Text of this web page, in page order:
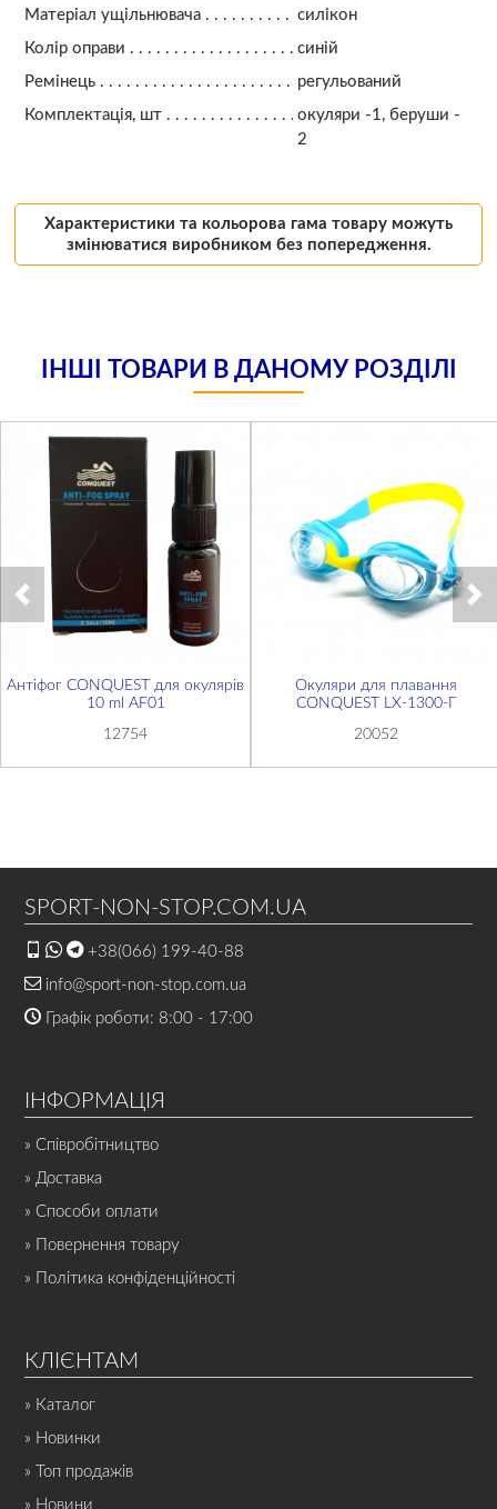
Матеріал ущільнювача
силікон
Колір оправи
синій
Ремінець
регульований
Комплектація, шт
окуляри -1, беруши -
2
Характеристики та кольорова гама товару можуть
змінюватися виробником без попередження.
ІНШІ ТОВАРИ В ДАНОМУ РОЗДІЛІ
Антіфог CONQUEST для окулярів
10 ml AF01
12754
Окуляри для плавання
CONQUEST LX-1300-Г
20052
SPORT-NON-STOP.COM.UA
+38(066) 199-40-88
info@sport-non-stop.com.ua
Графік роботи: 8:00 - 17:00
ІНФОРМАЦІЯ
» Співробітництво
» Доставка
» Способи оплати
» Повернення товару
» Політика конфіденційності
КЛІЄНТАМ
» Каталог
» Новинки
» Топ продажів
» Новини